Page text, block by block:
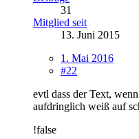
31
Mitglied seit
13. Juni 2015
1. Mai 2016
#22
evtl dass der Text,
aufdringlich weiß auf
!false